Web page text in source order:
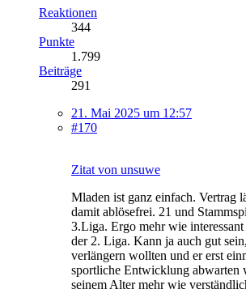
Reaktionen
344
Punkte
1.799
Beiträge
291
21. Mai 2025 um 12:57
#170
Zitat von unsuwe
Mladen ist ganz einfach. Vertrag
damit ablösefrei. 21 und
3.Liga. Ergo mehr wie
der 2. Liga. Kann ja auch gut
verlängern wollten und er erst
sportliche Entwicklung abwarten
seinem Alter mehr wie